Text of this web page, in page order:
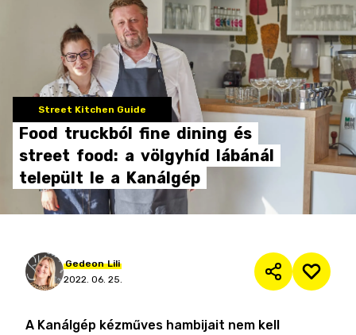
Street Kitchen Guide
Food truckból fine dining és
street food: a völgyhíd lábánál
települt le a Kanálgép
Gedeon Lili
2022. 06. 25.
A Kanálgép kézműves hambijait nem kell